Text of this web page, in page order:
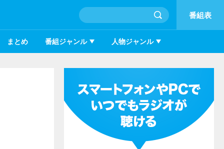
番組表
まとめ 番組ジャンル 人物ジャンル